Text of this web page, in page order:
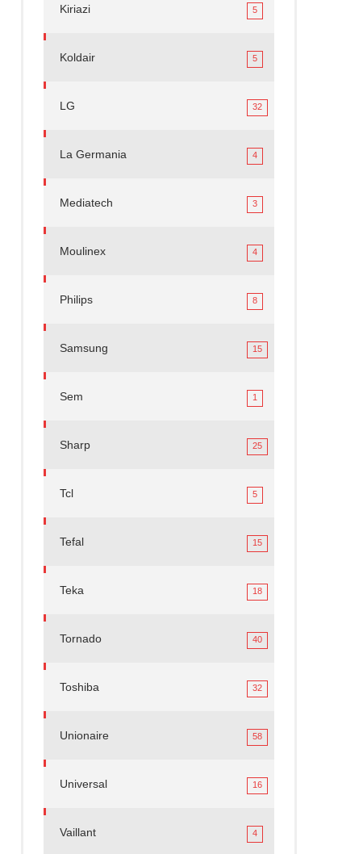
Kiriazi 5
Koldair 5
LG 32
La Germania 4
Mediatech 3
Moulinex 4
Philips 8
Samsung 15
Sem 1
Sharp 25
Tcl 5
Tefal 15
Teka 18
Tornado 40
Toshiba 32
Unionaire 58
Universal 16
Vaillant 4